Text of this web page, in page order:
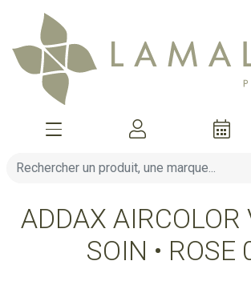
Afficher la navigation
ADDAX AIRCOLOR
SOIN • ROSE